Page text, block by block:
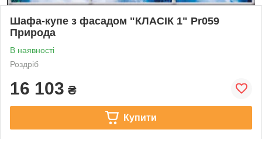
Шафа-купе з фасадом "КЛАСІК 1" Pr059
Природа
В наявності
Роздріб
16 103 ₴
Купити